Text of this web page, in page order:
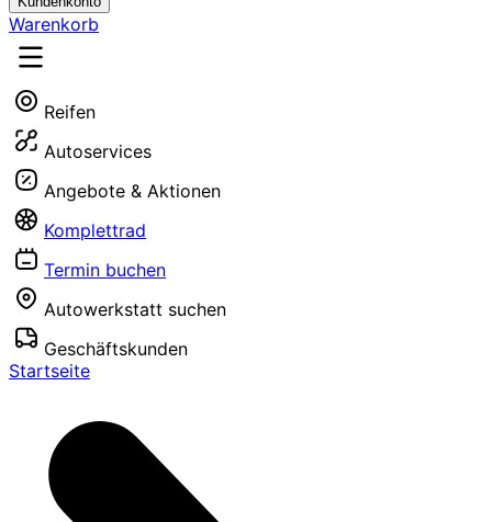
Warenkorb
Reifen
Autoservices
Angebote & Aktionen
Komplettrad
Termin buchen
Autowerkstatt suchen
Geschäftskunden
Startseite